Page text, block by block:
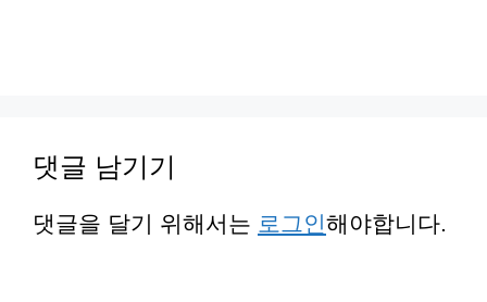
댓글 남기기
댓글을 달기 위해서는 로그인해야합니다.